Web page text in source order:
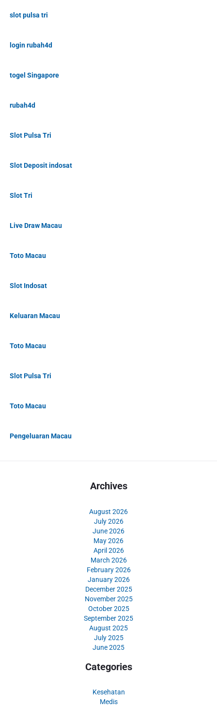
slot pulsa tri
login rubah4d
togel Singapore
rubah4d
Slot Pulsa Tri
Slot Deposit indosat
Slot Tri
Live Draw Macau
Toto Macau
Slot Indosat
Keluaran Macau
Toto Macau
Slot Pulsa Tri
Toto Macau
Pengeluaran Macau
Archives
August 2026
July 2026
June 2026
May 2026
April 2026
March 2026
February 2026
January 2026
December 2025
November 2025
October 2025
September 2025
August 2025
July 2025
June 2025
Categories
Kesehatan
Medis